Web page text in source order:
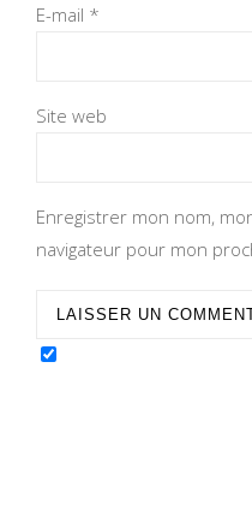
E-mail *
Site web
Enregistrer mon nom,
navigateur pour mon